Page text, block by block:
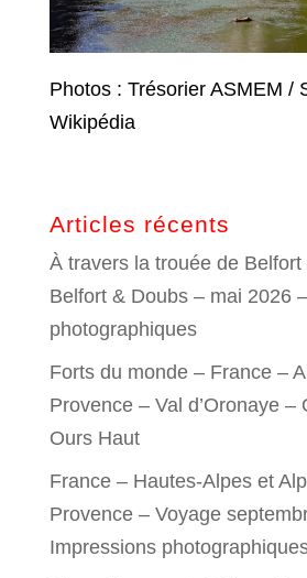
Photos : Trésorier ASMEM /
Wikipédia
Articles récents
À travers la trouée de Belfort
Belfort & Doubs – mai 2026
photographiques
Forts du monde – France –
Provence – Val d’Oronaye –
Ours Haut
France – Hautes-Alpes et
Provence – Voyage
Impressions